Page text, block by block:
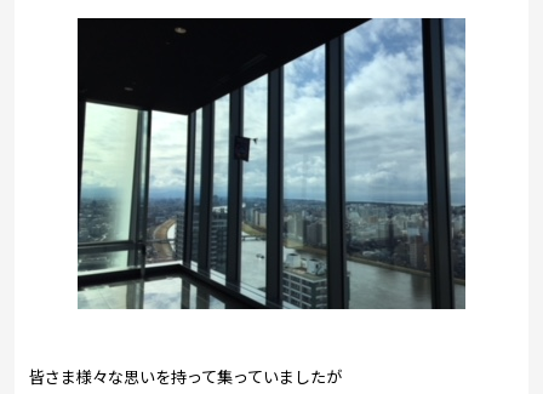
皆さま様々な思いを持って集っていましたが